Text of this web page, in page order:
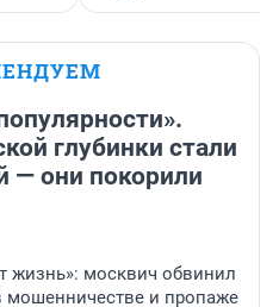
глубинки стали
— они покорили
жизнь»: москвич обвинил
мошенничестве и пропаже